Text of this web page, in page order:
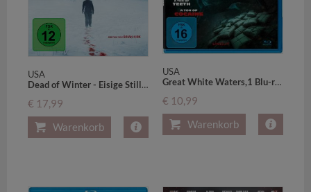
USA
Dead of Winter - Eisige Stille,1 Blu-ray
€ 17,99
Warenkorb
USA
Great White Waters,1 Blu-ray
€ 10,99
Warenkorb